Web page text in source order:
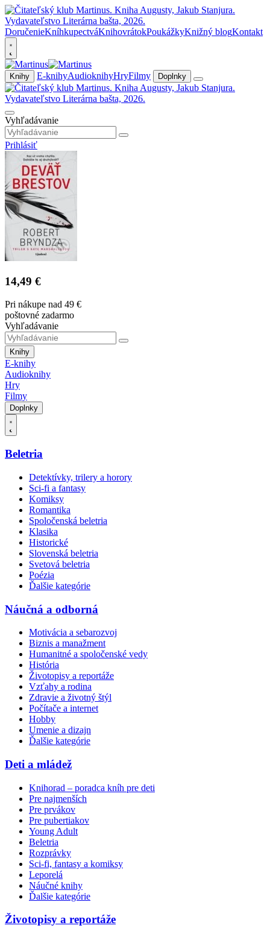
DoručenieKníhkupectváKnihovrátokPoukážkyKnižný blogKontakt
Knihy E-knihyAudioknihyHryFilmy Doplnky
Vyhľadávanie
Prihlásiť
14,49 €
Pri nákupe nad 49 €
poštovné zadarmo
Vyhľadávanie
Knihy
E-knihy
Audioknihy
Hry
Filmy
Doplnky
Beletria
Detektívky, trilery a horory
Sci-fi a fantasy
Komiksy
Romantika
Spoločenská beletria
Klasika
Historické
Slovenská beletria
Svetová beletria
Poézia
Ďalšie kategórie
Náučná a odborná
Motivácia a sebarozvoj
Biznis a manažment
Humanitné a spoločenské vedy
História
Životopisy a reportáže
Vzťahy a rodina
Zdravie a životný štýl
Počítače a internet
Hobby
Umenie a dizajn
Ďalšie kategórie
Deti a mládež
Knihorad – poradca kníh pre deti
Pre najmenších
Pre prvákov
Pre pubertiakov
Young Adult
Beletria
Rozprávky
Sci-fi, fantasy a komiksy
Leporelá
Náučné knihy
Ďalšie kategórie
Životopisy a reportáže